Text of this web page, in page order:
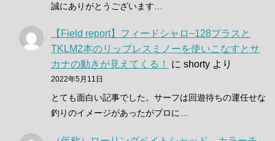
誠にありがとうございます…
【Field report】フィードシャロ−128プラスと
TKLM2本のリップレスミノーを使いこなすとサ
カナの動きが見えてくる！
に shorty より
2022年5月11日
とても面白い記事でした。サーフは回遊待ちの運任せな
釣りのイメージがあったがプロに…